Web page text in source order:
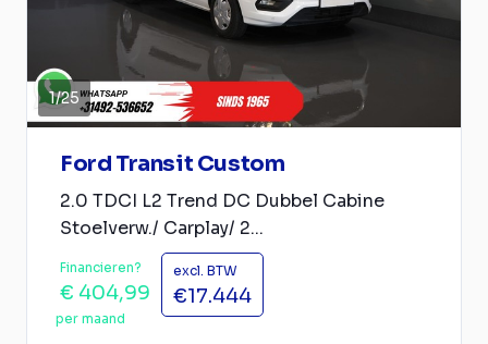
1/25
Ford Transit Custom
2.0 TDCI L2 Trend DC Dubbel Cabine
Stoelverw./ Carplay/ 2...
Financieren?
€ 404,99
per maand
excl. BTW
€17.444